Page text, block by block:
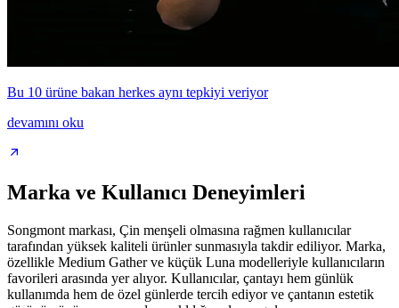
Bu 10 ürüne bakan herkes aynı tepkiyi veriyor
devamını oku
Marka ve Kullanıcı Deneyimleri
Songmont markası, Çin menşeli olmasına rağmen kullanıcılar
tarafından yüksek kaliteli ürünler sunmasıyla takdir ediliyor. Marka,
özellikle Medium Gather ve küçük Luna modelleriyle kullanıcıların
favorileri arasında yer alıyor. Kullanıcılar, çantayı hem günlük
kullanımda hem de özel günlerde tercih ediyor ve çantanın estetik